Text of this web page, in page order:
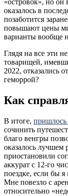
«островок», но
оказалось в
позаботится
повышают цены
варианты вообще
Глядя на все эти
товарищей,
2022, отказались
геморрой?
Как
В итоге,
сочинить
благо венгры
оказалось лучшем
приостановили
аккурат с 12-го
поездке, если бы
Мне повезло с
относительно